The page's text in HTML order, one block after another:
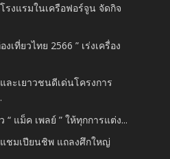
งแรมในเครือฟอร์จูน จัดกิจ
เที่ยวไทย 2566 ” เร่งเครื่อง
ละเยาวชนดีเด่นโครงการ
“ แม็ค เพลย์ ” ให้ทุกการแต่ง...
ชมเปียนชิพ แถลงศึกใหญ่